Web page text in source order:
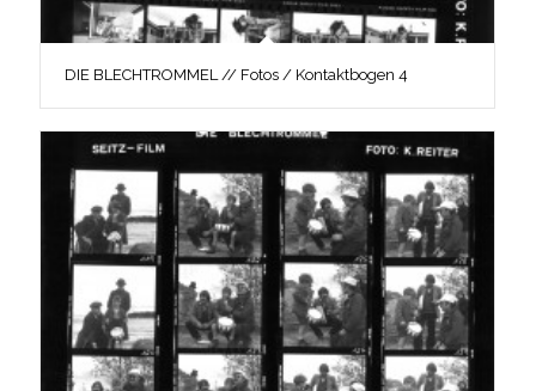
DIE BLECHTROMMEL // Fotos / Kontaktbogen 4